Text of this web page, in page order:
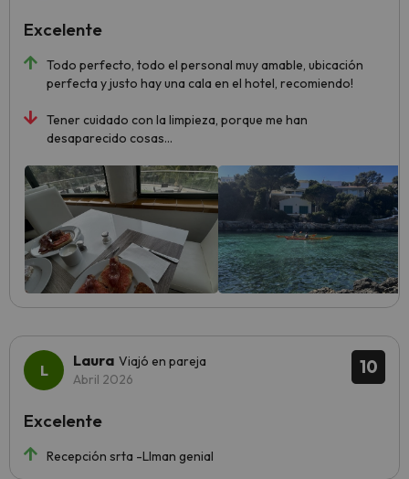
Todo perfecto, todo el personal muy amable, ubicación
perfecta y justo hay una cala en el hotel, recomiendo!
Tener cuidado con la limpieza, porque me han
desaparecido cosas…
Excelente
10
Laura Viajó en pareja
Abril 2026
Recepción srta -Llman genial
Excelente